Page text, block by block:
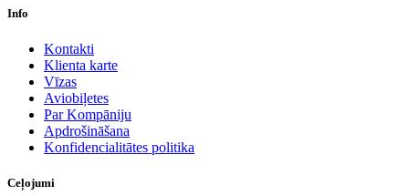
Info
Kontakti
Klienta karte
Vīzas
Aviobiļetes
Par Kompāniju
Apdrošināšana
Konfidencialitātes politika
Ceļojumi